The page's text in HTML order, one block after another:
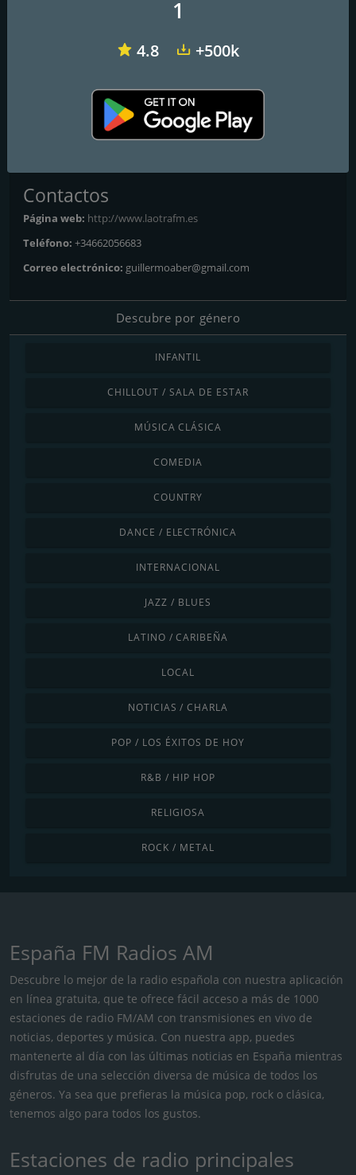
Perfect Salsa
La Otra FM España
Para bailar y gozar
Contactos
Página web: http://www.laotrafm.es
Teléfono: +34662056683
Correo electrónico: guillermoaber@gmail.com
Descubre por género
INFANTIL
CHILLOUT / SALA DE ESTAR
MÚSICA CLÁSICA
COMEDIA
COUNTRY
DANCE / ELECTRÓNICA
INTERNACIONAL
JAZZ / BLUES
LATINO / CARIBEÑA
LOCAL
NOTICIAS / CHARLA
POP / LOS ÉXITOS DE HOY
R&B / HIP HOP
RELIGIOSA
ROCK / METAL
España FM Radios AM
Descubre lo mejor de la radio española con nuestra aplicación
en línea gratuita, que te ofrece fácil acceso a más de 1000
estaciones de radio FM/AM con transmisiones en vivo de
noticias, deportes y música. Con nuestra app, puedes
mantenerte al día con las últimas noticias en España mientras
disfrutas de una selección diversa de música de todos los
géneros. Ya sea que prefieras la música pop, rock o clásica,
tenemos algo para todos los gustos.
Estaciones de radio principales
1
4.8 +500k